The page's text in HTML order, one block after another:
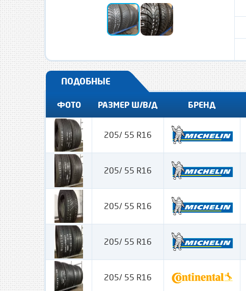
ПОДОБНЫЕ
ФОТО РАЗМЕР Ш/В/Д БРЕНД
205/ 55 R16
205/ 55 R16
205/ 55 R16
205/ 55 R16
205/ 55 R16